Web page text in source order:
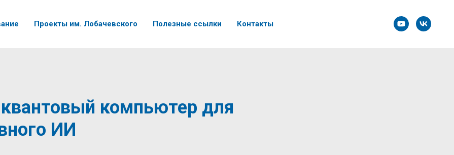
Проекты им. Лобачевского Полезные ссылки Контакты
компьютер для
ИИ